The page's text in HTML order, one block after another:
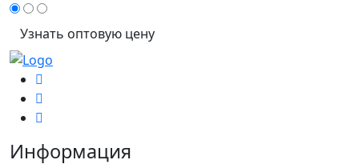
Узнать оптовую цену
Информация